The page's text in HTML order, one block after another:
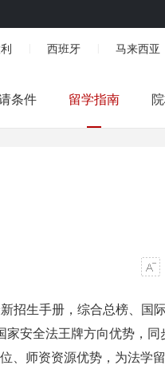
西班牙 马来西亚
条件 留学指南
招生手册，综合总榜、国
安全法王牌方向优势，同
、师资资源优势，为法学